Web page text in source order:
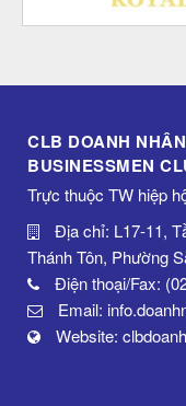
CLB DOANH
BUSINESSMEN
Trực thuộc TW hiệp
Địa chỉ: L17-11,
Thánh Tôn, Phường
Điện thoại/Fax:
Email:
Website: